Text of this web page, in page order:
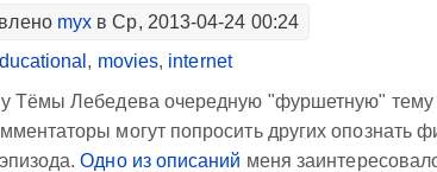
myx в Ср, 2013-04-24 00:24
, movies, internet
Тёмы Лебедева очередную "фуршетную" тему
могут попросить других опознать
Одно из описаний меня